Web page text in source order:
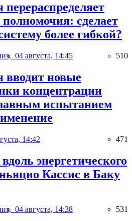
сделает
более гибкой?
04 августа, 14:45 510
вводит новые
концентрации
испытанием
14:42 471
энергетического
Кассис в Баку
04 августа, 14:38 531